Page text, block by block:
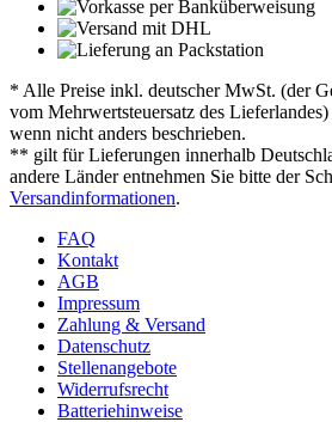
* Alle Preise inkl. deutscher MwSt. (der
vom Mehrwertsteuersatz des
wenn nicht anders beschrieben.
** gilt für Lieferungen innerhalb
andere Länder entnehmen Sie bitte der
Versandinformationen.
FAQ
Kontakt
AGB
Impressum
Zahlung & Versand
Datenschutz
Stellenangebote
Widerrufsrecht
Batteriehinweise